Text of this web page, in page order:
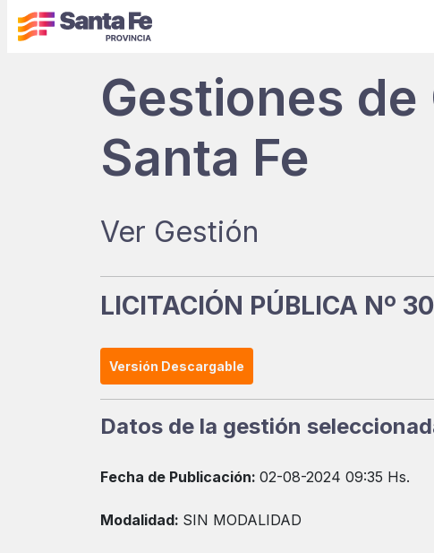
Gestiones
Santa Fe
Ver Gestión
LICITACIÓN PÚBLICA Nº
Versión Descargable
Datos de la gestión
Fecha de Publicación: 02-08-2024 09:35 Hs.
Modalidad: SIN MODALIDAD